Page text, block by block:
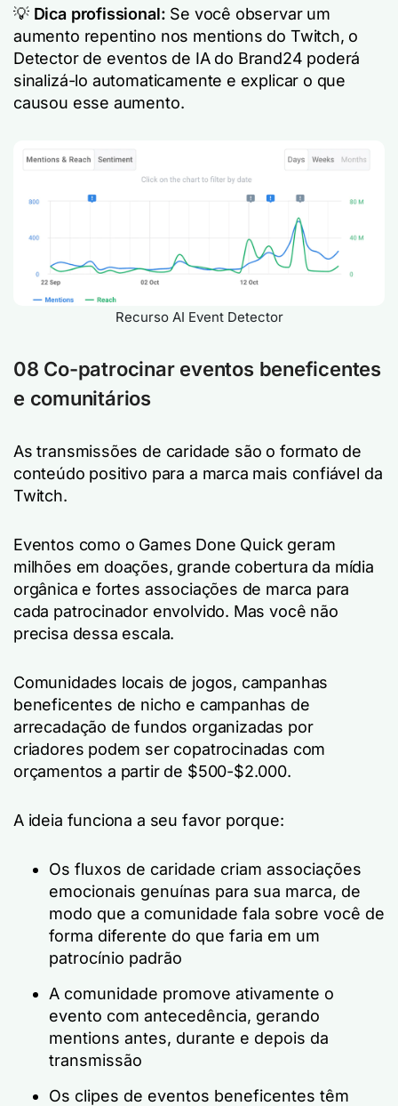
💡 Dica profissional: Se você observar um
aumento repentino nos mentions do Twitch, o
Detector de eventos de IA do Brand24 poderá
sinalizá-lo automaticamente e explicar o que
causou esse aumento.
Recurso AI Event Detector
08 Co-patrocinar eventos beneficentes
e comunitários
As transmissões de caridade são o formato de
conteúdo positivo para a marca mais confiável da
Twitch.
Eventos como o Games Done Quick geram
milhões em doações, grande cobertura da mídia
orgânica e fortes associações de marca para
cada patrocinador envolvido. Mas você não
precisa dessa escala.
Comunidades locais de jogos, campanhas
beneficentes de nicho e campanhas de
arrecadação de fundos organizadas por
criadores podem ser copatrocinadas com
orçamentos a partir de $500-$2.000.
A ideia funciona a seu favor porque:
Os fluxos de caridade criam associações
emocionais genuínas para sua marca, de
modo que a comunidade fala sobre você de
forma diferente do que faria em um
patrocínio padrão
A comunidade promove ativamente o
evento com antecedência, gerando
mentions antes, durante e depois da
transmissão
Os clipes de eventos beneficentes têm